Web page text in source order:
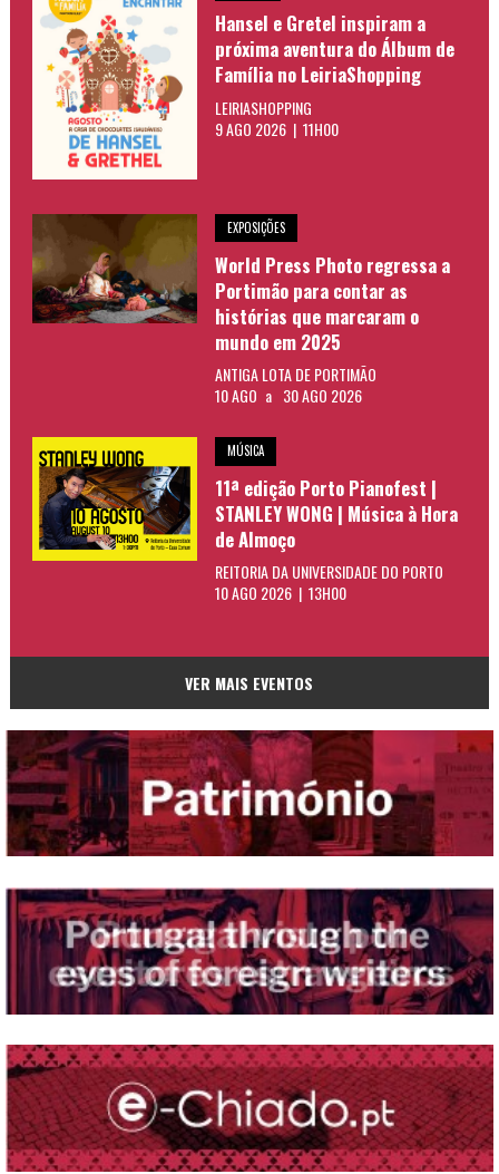
Hansel e Gretel inspiram a
próxima aventura do Álbum de
Família no LeiriaShopping
LEIRIASHOPPING
9 AGO 2026 | 11H00
EXPOSIÇÕES
World Press Photo regressa a
Portimão para contar as
histórias que marcaram o
mundo em 2025
ANTIGA LOTA DE PORTIMÃO
10 AGO a 30 AGO 2026
MÚSICA
11ª edição Porto Pianofest |
STANLEY WONG | Música à Hora
de Almoço
REITORIA DA UNIVERSIDADE DO PORTO
10 AGO 2026 | 13H00
VER MAIS EVENTOS